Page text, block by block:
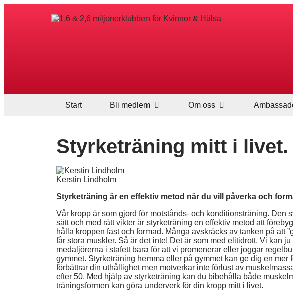
Start Bli medlem Om oss
Styrketräning mitt i livet.
Kerstin Lindholm
Styrketräning är en effektiv metod när du vill påverka och
Vår kropp är som gjord för motstånds- och konditionsträning. Den
sätt och med rätt vikter är styrketräning en effektiv metod att
hålla kroppen fast och formad. Många avskräcks av tanken på att
får stora muskler. Så är det inte! Det är som med elitidrott. Vi kan
medaljörerna i stafett bara för att vi promenerar eller joggar
gymmet. Styrketräning hemma eller på gymmet kan ge dig en
förbättrar din uthållighet men motverkar inte förlust av
efter 50. Med hjälp av styrketräning kan du bibehålla både
träningsformen kan göra underverk för din kropp mitt i livet.